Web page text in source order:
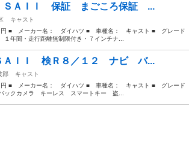
ＳＡＩＩ 保証 まごころ保証 ...
キャスト
■ メーカー名： ダイハツ ■ 車種名： キャスト ■ グレード
間・走行距離無制限付き・７インチナ...
ＡＩＩ 検Ｒ８／１２ ナビ バ...
郡
キャスト
■ メーカー名： ダイハツ ■ 車種名： キャスト ■ グレード
クカメラ キーレス スマートキー 盗...